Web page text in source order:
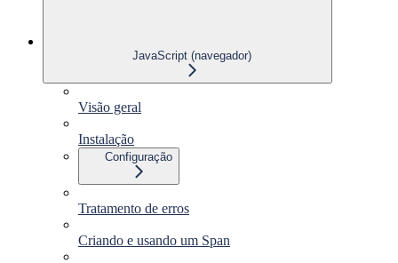
JavaScript (navegador)
Visão geral
Instalação
Configuração
Tratamento de erros
Criando e usando um Span